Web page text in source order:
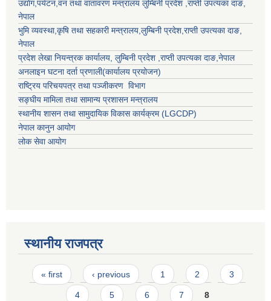
उद्याेग,पर्यटन,वन तथा वातावरण मन्त्रालय लुम्बिनी प्रदेश ,राप्ती उपत्यका दाङ,
नेपाल
भुमि व्यवस्था,कृषि तथा सहकारी मन्त्रालय,लुम्बिनी प्रदेश,राप्ती उपत्यका दाङ,
नेपाल
प्रदेश लेखा नियन्त्रक कार्यालय, लुम्बिनी प्रदेश ,राप्ती उपत्यका दाङ,नेपाल
अनलाइन घटना दर्ता प्रणाली(कार्यालय प्रयोजन)
राष्ट्रिय परिचयपत्र तथा पञ्जीकरण विभाग
सङ्घीय मामिला तथा सामान्य प्रशासन मन्त्रालय
स्थानीय शासन तथा सामुदायिक विकास कार्यक्रम (LGCDP)
नेपाल कानुन आयोग
लोक सेवा आयोग
स्थानीय राजपत्र
Pages
« first ‹ previous 1 2 3
4 5 6 7 8